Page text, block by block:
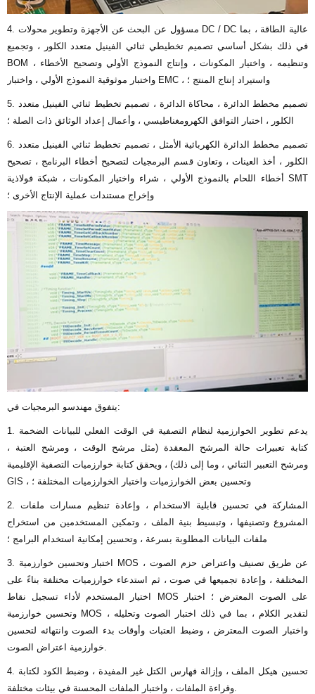
4. مسؤول عن البحث عن الأجهزة وتطوير محولات DC / DC عالية الطاقة ، بما
في ذلك بشكل أساسي تصميم تخطيطي ثنائي الفينيل متعدد الكلور ، وتجميع
BOM وتنظيمه ، واختيار المكونات ، وإنتاج النموذج الأولي وتصحيح الأخطاء ،
واختبار موثوقية النموذج الأولي ، واختبار EMC ، واستيراد إنتاج المنتج ؛
5. تصميم مخطط الدائرة ، محاكاة الدائرة ، تصميم تخطيط ثنائي الفينيل متعدد
الكلور ، اختبار التوافق الكهرومغناطيسي ، وأعمال إعداد الوثائق ذات الصلة ؛
6. تصميم مخطط الدائرة الكهربائية الأمثل ، تصميم تخطيط ثنائي الفينيل متعدد
الكلور ، أخذ العينات ، وتعاون قسم البرمجيات لتصحيح أخطاء البرنامج ، تصحيح
أخطاء اللحام بالنموذج الأولي ، شراء واختيار المكونات ، شبكة فولاذية SMT
وإخراج مستندات عملية الإنتاج الأخرى ؛
يتفوق مهندسو البرمجيات في:
1. يدعم تطوير الخوارزمية لنظام التصفية في الوقت الفعلي للبيانات الضخمة
كتابة تعبيرات حالة المرشح المعقدة (مثل مرشح الوقت ، ومرشح العتبة ،
ومرشح التعبير الثنائي ، وما إلى ذلك) ، ويحقق كتابة خوارزميات التصفية الإقليمية
GIS ، وتحسين بعض الخوارزميات واختبار الخوارزميات المختلفة ؛
2. المشاركة في تحسين قابلية الاستخدام ، وإعادة تنظيم مسارات ملفات
المشروع وتصنيفها ، وتبسيط بنية الملف ، وتمكين المستخدمين من استخراج
ملفات البيانات المطلوبة بسرعة ، وتحسين إمكانية استخدام البرامج ؛
3. اختبار وتحسين خوارزمية MOS ، عن طريق تصنيف واعتراض حزم الصوت
المختلفة ، وإعادة تجميعها في صوت ، ثم استدعاء خوارزميات مختلفة بناءً على
اختيار المستخدم لأداء تسجيل نقاط MOS على الصوت المعترض ؛ اختبار
وتحسين خوارزمية MOS لتقدير الكلام ، بما في ذلك اختبار الصوت وتحليله ،
واختبار الصوت المعترض ، وضبط العتبات وأوقات بدء الصوت وانتهائه لتحسين
4. تحسين هيكل الملف ، وإزالة فهارس الكتل غير المفيدة ، وضبط الكود لكتابة